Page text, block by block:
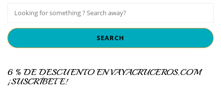
6 % DE DESCUENTO EN VAYACRUCEROS.COM
¡SUSCRÍBETE!